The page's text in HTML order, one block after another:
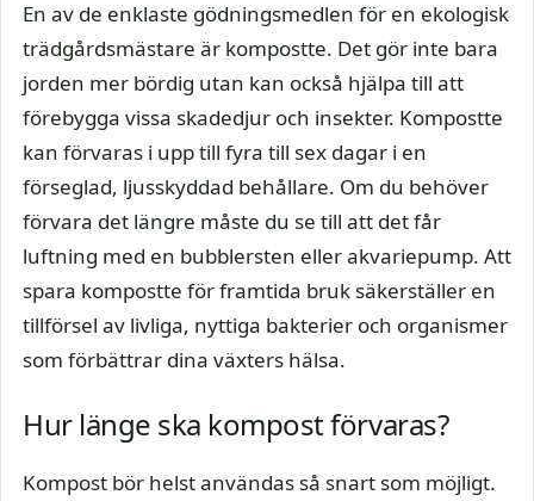
En av de enklaste gödningsmedlen för en ekologisk
trädgårdsmästare är kompostte. Det gör inte bara
jorden mer bördig utan kan också hjälpa till att
förebygga vissa skadedjur och insekter. Kompostte
kan förvaras i upp till fyra till sex dagar i en
förseglad, ljusskyddad behållare. Om du behöver
förvara det längre måste du se till att det får
luftning med en bubblersten eller akvariepump. Att
spara kompostte för framtida bruk säkerställer en
tillförsel av livliga, nyttiga bakterier och organismer
som förbättrar dina växters hälsa.
Hur länge ska kompost förvaras?
Kompost bör helst användas så snart som möjligt.